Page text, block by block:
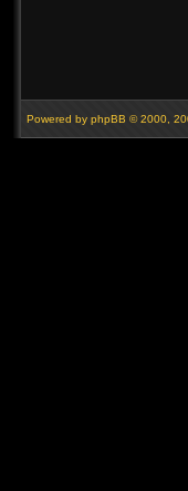
Powered by phpBB © 2000,